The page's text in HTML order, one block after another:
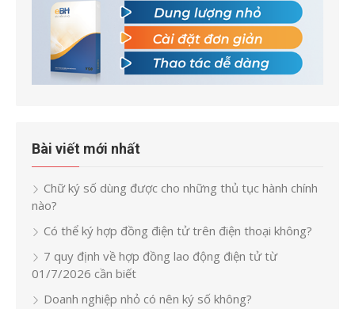
Bài viết mới nhất
Chữ ký số dùng được cho những thủ tục hành chính
nào?
Có thể ký hợp đồng điện tử trên điện thoại không?
7 quy định về hợp đồng lao động điện tử từ
01/7/2026 cần biết
Doanh nghiệp nhỏ có nên ký số không?